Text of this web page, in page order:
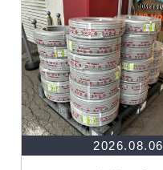
その他ツール(48)
電化製品(40)
その他建築資材(113)
半端電線(40)
マイナーケーブル(13)
CVTケーブル(8)
(25)
2026.08.06